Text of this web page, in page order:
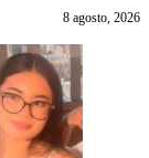
8 agosto, 2026